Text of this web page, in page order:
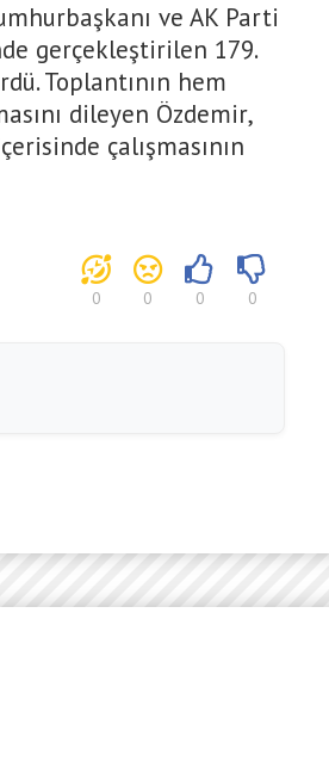
ve AK Parti
gerçekleştirilen 179.
Toplantının hem
dileyen Özdemir,
çalışmasının
0 0 0 0